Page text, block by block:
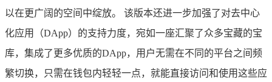
以在更广阔的空间中绽放。 该版本还进一步加强了对去中心
化应用（DApp）的支持力度，宛如一座汇聚了众多宝藏的宝
库，集成了更多优质的DApp，用户无需在不同的平台之间频
繁切换，只需在钱包内轻轻一点，就能直接访问和使用这些应